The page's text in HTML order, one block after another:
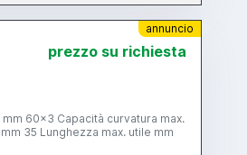
annuncio
prezzo su richiesta